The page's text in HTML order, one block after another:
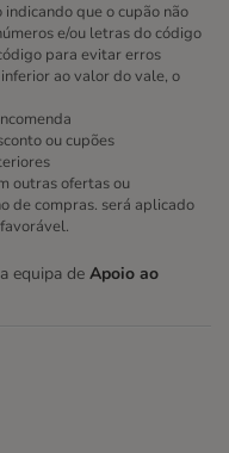
que o cupão não
e/ou letras do código
para evitar erros
ao valor do vale, o
ou cupões
outras ofertas ou
de compras. será aplicado
equipa de Apoio ao